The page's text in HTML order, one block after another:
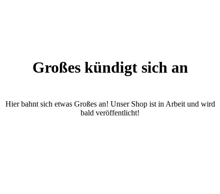
Großes kündigt sich an
Hier bahnt sich etwas Großes an! Unser Shop ist in Arbeit und wird
bald veröffentlicht!